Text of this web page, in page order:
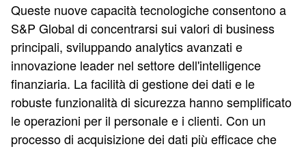
Queste nuove capacità tecnologiche consentono a
S&P Global di concentrarsi sui valori di business
principali, sviluppando analytics avanzati e
innovazione leader nel settore dell'intelligence
finanziaria. La facilità di gestione dei dati e le
robuste funzionalità di sicurezza hanno semplificato
le operazioni per il personale e i clienti. Con un
processo di acquisizione dei dati più efficace che